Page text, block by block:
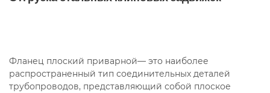
Приварные ГОСТ 12820-80
Приварные ДУ100 Приварные ДУ150
Приварные ДУ200 Приварные ДУ25
Фланец плоский приварной— это наиболее
распространенный тип соединительных деталей
трубопроводов, представляющий собой плоское